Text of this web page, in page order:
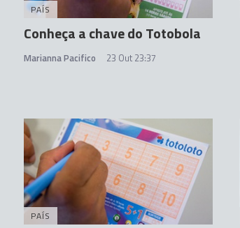
PAÍS
Conheça a chave do Totobola
Marianna Pacifico 23 Out 23:37
PAÍS